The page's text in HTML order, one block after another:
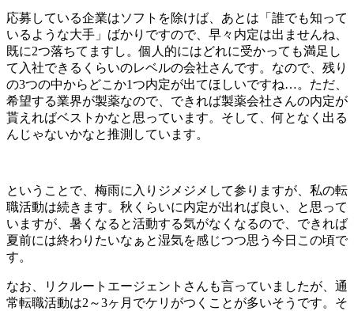
応募している企業はソフトを除けば、あとは「誰でも知って
いるような大手」ばかりですので、早々内定は出ませんね、
既に2つ落ちてますし。個人的にはどれに受かっても満足し
て入社できるくらいのレベルの会社さんです。なので、残り
の3つの中からどこか1つ内定が出てほしいですね…。ただ、
希望する業界が製薬なので、できれば製薬会社さんの内定が
貰えればベストかなと思っています。そして、何となく出る
んじゃないかなと推測しています。
ということで、梅雨に入りジメジメして参りますが、私の転
職活動は続きます。秋くらいに内定が出れば良い、と思って
いますが、暑くなると活動する気がなくなるので、できれば
夏前には終わりたいなぁと湿気を感じつつ思う今日この頃で
す。
なお、リクルートエージェントさんも言っていましたが、通
常転職活動は2～3ヶ月でケリがつくことが多いそうです。そ